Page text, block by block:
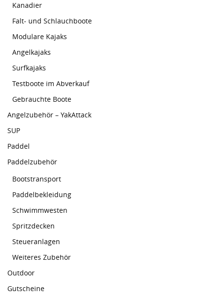
Kanadier
Falt- und Schlauchboote
Modulare Kajaks
Angelkajaks
Surfkajaks
Testboote im Abverkauf
Gebrauchte Boote
Angelzubehör – YakAttack
SUP
Paddel
Paddelzubehör
Bootstransport
Paddelbekleidung
Schwimmwesten
Spritzdecken
Steueranlagen
Weiteres Zubehör
Outdoor
Gutscheine